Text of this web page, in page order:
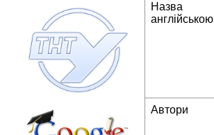
Назва
англійською
Автори